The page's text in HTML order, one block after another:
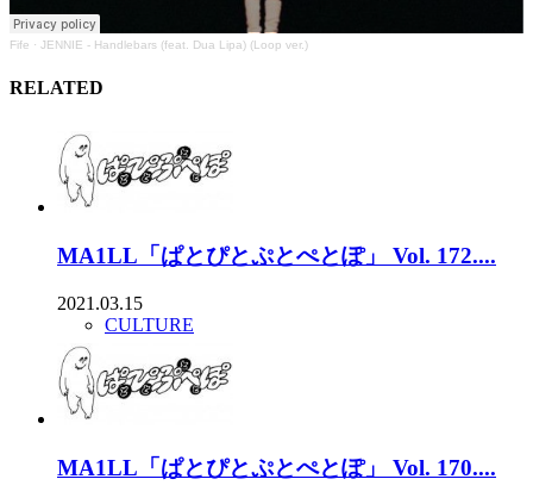
Fife · JENNIE - Handlebars (feat. Dua Lipa) (Loop ver.)
RELATED
MA1LL「ぱとぴとぷとぺとぽ」 Vol. 172....
2021.03.15
CULTURE
MA1LL「ぱとぴとぷとぺとぽ」 Vol. 170....